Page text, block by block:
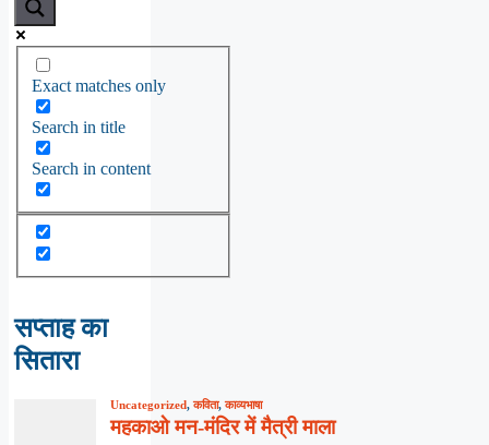
Exact matches only
Search in title
Search in content
सप्ताह का
सितारा
Uncategorized,कविता,काव्यभाषा
महकाओ मन-मंदिर में मैत्री माला